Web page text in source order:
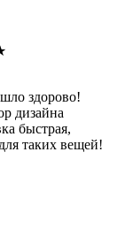
здорово!
дизайна
быстрая,
таких вещей!